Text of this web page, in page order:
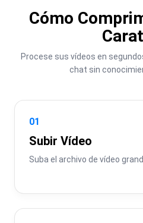
Cómo
Procese sus vídeos en
chat sin
01
Subir Vídeo
Suba el archivo de vídeo